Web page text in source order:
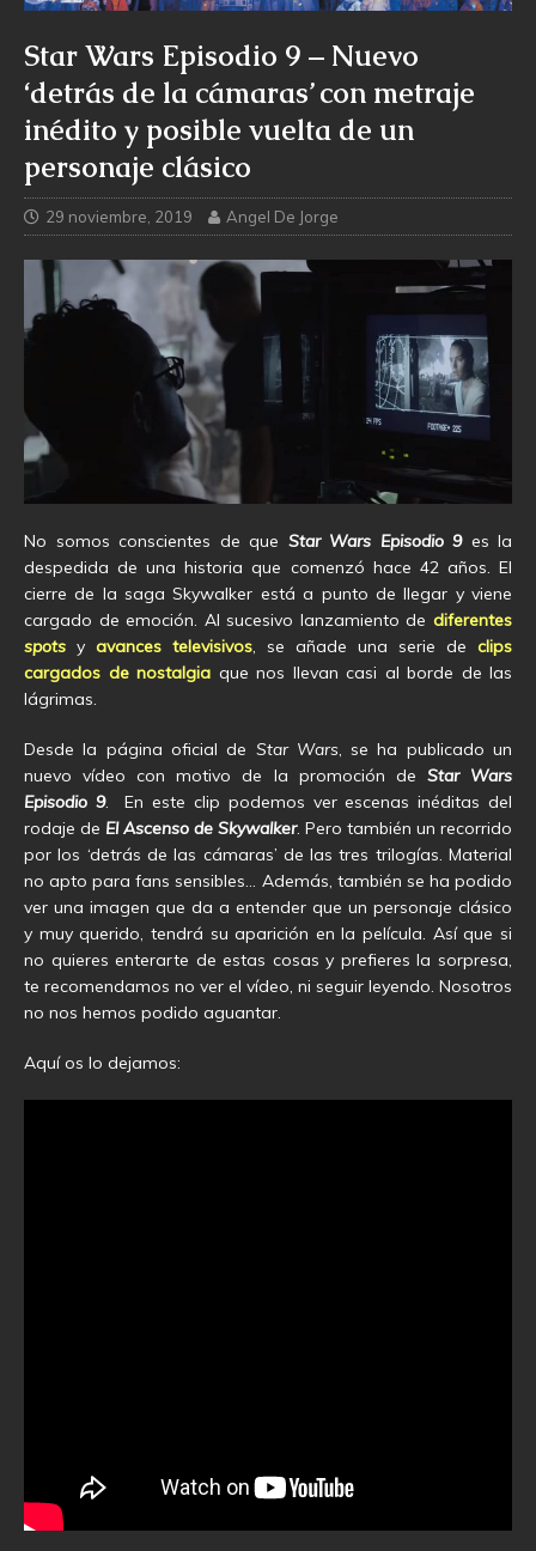
Star Wars Episodio 9 – Nuevo
‘detrás de la cámaras’ con metraje
inédito y posible vuelta de un
personaje clásico
29 noviembre, 2019 Angel De Jorge
No somos conscientes de que Star Wars Episodio 9 es la
despedida de una historia que comenzó hace 42 años. El
cierre de la saga Skywalker está a punto de llegar y viene
cargado de emoción. Al sucesivo lanzamiento de diferentes
spots y avances televisivos, se añade una serie de clips
cargados de nostalgia que nos llevan casi al borde de las
lágrimas.
Desde la página oficial de Star Wars, se ha publicado un
nuevo vídeo con motivo de la promoción de Star Wars
Episodio 9. En este clip podemos ver escenas inéditas del
rodaje de El Ascenso de Skywalker. Pero también un recorrido
por los ‘detrás de las cámaras’ de las tres trilogías. Material
no apto para fans sensibles… Además, también se ha podido
ver una imagen que da a entender que un personaje clásico
y muy querido, tendrá su aparición en la película. Así que si
no quieres enterarte de estas cosas y prefieres la sorpresa,
te recomendamos no ver el vídeo, ni seguir leyendo. Nosotros
no nos hemos podido aguantar.
Aquí os lo dejamos: